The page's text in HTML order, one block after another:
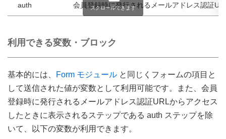
auth 会員登録時に発行されるメールアドレス認証
スクロールできます
利用できる変数・ブロック
基本的には、 Form モジュール と同じくフォームの項目と
して送信された値が変数として利用可能です。また、会員
登録時に発行されるメールアドレス認証URLからアクセス
したときに表示されるステップである auth ステップを除
いて、以下の変数が利用できます。